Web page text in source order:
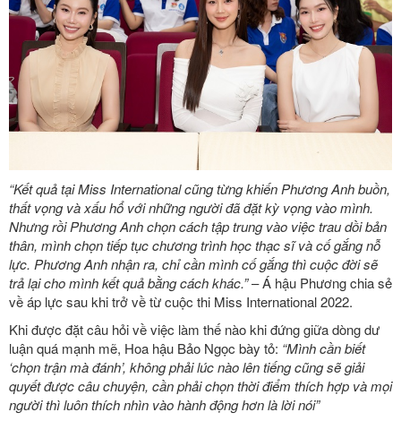
“Kết quả tại Miss International cũng từng khiến Phương Anh buồn,
thất vọng và xấu hổ với những người đã đặt kỳ vọng vào mình.
Nhưng rồi Phương Anh chọn cách tập trung vào việc trau dồi bản
thân, mình chọn tiếp tục chương trình học thạc sĩ và cố gắng nỗ
lực. Phương Anh nhận ra, chỉ cần mình cố gắng thì cuộc đời sẽ
trả lại cho mình kết quả bằng cách khác.”– Á hậu Phương chia sẻ
về áp lực sau khi trở về từ cuộc thi Miss International 2022.
Khi được đặt câu hỏi về việc làm thế nào khi đứng giữa dòng dư
luận quá mạnh mẽ, Hoa hậu Bảo Ngọc bày tỏ: “Mình cần biết
‘chọn trận mà đánh’, không phải lúc nào lên tiếng cũng sẽ giải
quyết được câu chuyện, cần phải chọn thời điểm thích hợp và mọi
người thì luôn thích nhìn vào hành động hơn là lời nói”